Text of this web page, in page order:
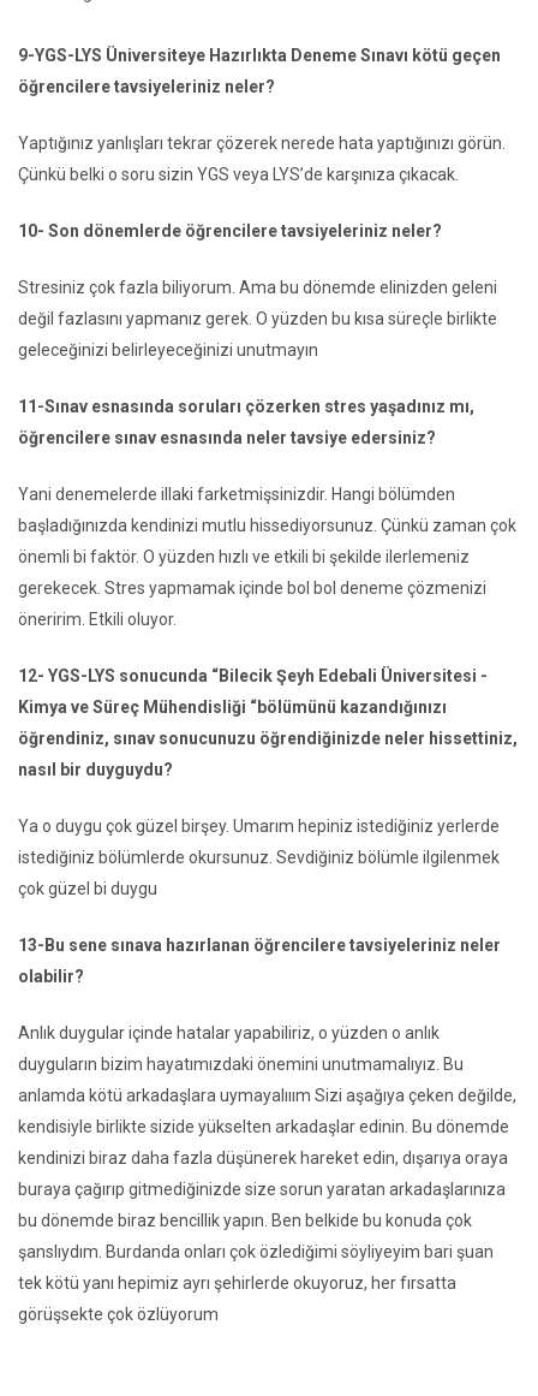
9-YGS-LYS Üniversiteye Hazırlıkta Deneme Sınavı kötü geçen
öğrencilere tavsiyeleriniz neler?
Yaptığınız yanlışları tekrar çözerek nerede hata yaptığınızı görün.
Çünkü belki o soru sizin YGS veya LYS’de karşınıza çıkacak.
10- Son dönemlerde öğrencilere tavsiyeleriniz neler?
Stresiniz çok fazla biliyorum. Ama bu dönemde elinizden geleni
değil fazlasını yapmanız gerek. O yüzden bu kısa süreçle birlikte
geleceğinizi belirleyeceğinizi unutmayın
11-Sınav esnasında soruları çözerken stres yaşadınız mı,
öğrencilere sınav esnasında neler tavsiye edersiniz?
Yani denemelerde illaki farketmişsinizdir. Hangi bölümden
başladığınızda kendinizi mutlu hissediyorsunuz. Çünkü zaman çok
önemli bi faktör. O yüzden hızlı ve etkili bi şekilde ilerlemeniz
gerekecek. Stres yapmamak içinde bol bol deneme çözmenizi
öneririm. Etkili oluyor.
12- YGS-LYS sonucunda “Bilecik Şeyh Edebali Üniversitesi -
Kimya ve Süreç Mühendisliği “bölümünü kazandığınızı
öğrendiniz, sınav sonucunuzu öğrendiğinizde neler hissettiniz,
nasıl bir duyguydu?
Ya o duygu çok güzel birşey. Umarım hepiniz istediğiniz yerlerde
istediğiniz bölümlerde okursunuz. Sevdiğiniz bölümle ilgilenmek
çok güzel bi duygu
13-Bu sene sınava hazırlanan öğrencilere tavsiyeleriniz neler
olabilir?
Anlık duygular içinde hatalar yapabiliriz, o yüzden o anlık
duyguların bizim hayatımızdaki önemini unutmamalıyız. Bu
anlamda kötü arkadaşlara uymayalııım Sizi aşağıya çeken değilde,
kendisiyle birlikte sizide yükselten arkadaşlar edinin. Bu dönemde
kendinizi biraz daha fazla düşünerek hareket edin, dışarıya oraya
buraya çağırıp gitmediğinizde size sorun yaratan arkadaşlarınıza
bu dönemde biraz bencillik yapın. Ben belkide bu konuda çok
şanslıydım. Burdanda onları çok özlediğimi söyliyeyim bari şuan
tek kötü yanı hepimiz ayrı şehirlerde okuyoruz, her fırsatta
görüşsekte çok özlüyorum